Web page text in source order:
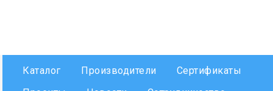
Каталог Производители
Сертификаты